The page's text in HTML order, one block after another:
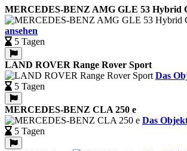
MERCEDES-BENZ AMG GLE 53 Hybrid
ansehen
5 Tagen
LAND ROVER Range Rover Sport
Das
5 Tagen
MERCEDES-BENZ CLA 250 e
Das
5 Tagen